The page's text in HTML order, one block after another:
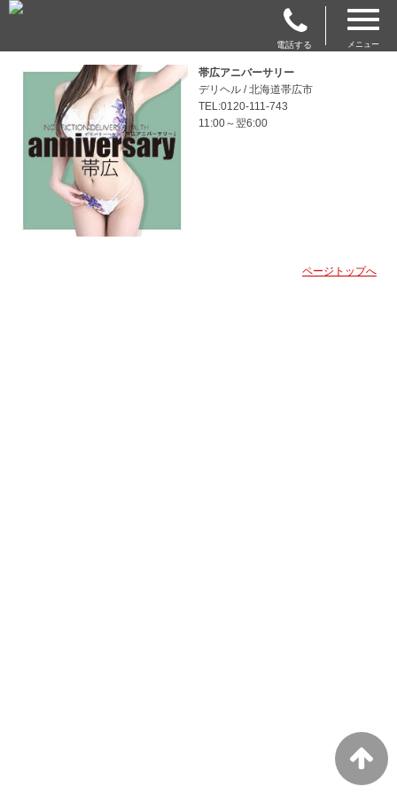
電話する メニュー
帯広アニバーサリー
デリヘル / 北海道帯広市
TEL:0120-111-743
11:00～翌6:00
ページトップへ